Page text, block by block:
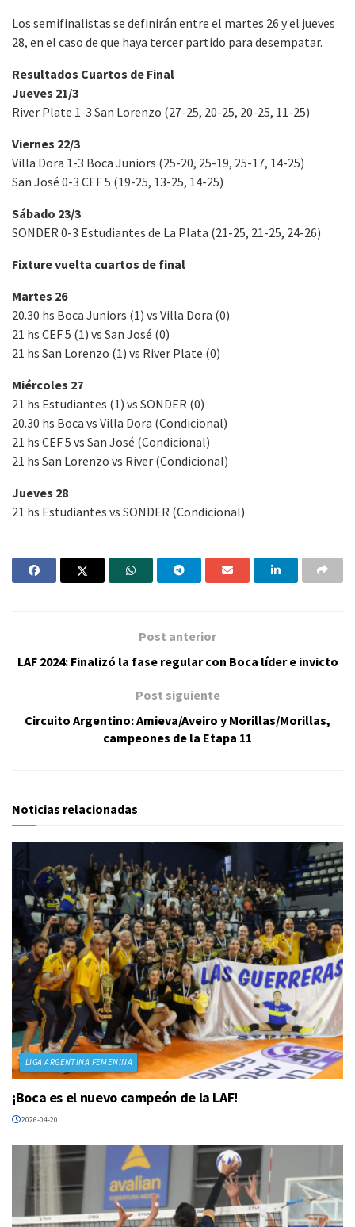
Los semifinalistas se definirán entre el martes 26 y el jueves
28, en el caso de que haya tercer partido para desempatar.
Resultados Cuartos de Final
Jueves 21/3
River Plate 1-3 San Lorenzo (27-25, 20-25, 20-25, 11-25)
Viernes 22/3
Villa Dora 1-3 Boca Juniors (25-20, 25-19, 25-17, 14-25)
San José 0-3 CEF 5 (19-25, 13-25, 14-25)
Sábado 23/3
SONDER 0-3 Estudiantes de La Plata (21-25, 21-25, 24-26)
Fixture vuelta cuartos de final
Martes 26
20.30 hs Boca Juniors (1) vs Villa Dora (0)
21 hs CEF 5 (1) vs San José (0)
21 hs San Lorenzo (1) vs River Plate (0)
Miércoles 27
21 hs Estudiantes (1) vs SONDER (0)
20.30 hs Boca vs Villa Dora (Condicional)
21 hs CEF 5 vs San José (Condicional)
21 hs San Lorenzo vs River (Condicional)
Jueves 28
21 hs Estudiantes vs SONDER (Condicional)
Post anterior
LAF 2024: Finalizó la fase regular con Boca líder e invicto
Post siguiente
Circuito Argentino: Amieva/Aveiro y Morillas/Morillas,
campeones de la Etapa 11
Noticias relacionadas
LIGA ARGENTINA FEMENINA
¡Boca es el nuevo campeón de la LAF!
2026-04-20